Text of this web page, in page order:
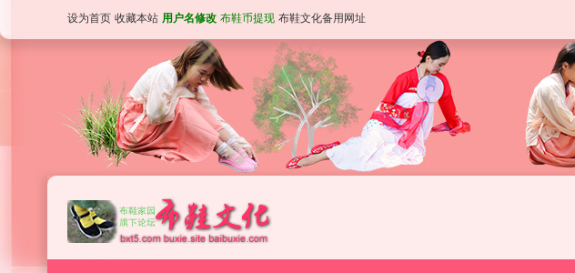
设为首页 收藏本站 用户名修改 布鞋币提现 布鞋文化备用网址